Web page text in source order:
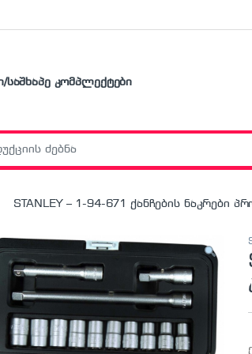
საშხაპე კომპლექტები
STANLEY – 1-94-671 ქანჩების ნაკრები